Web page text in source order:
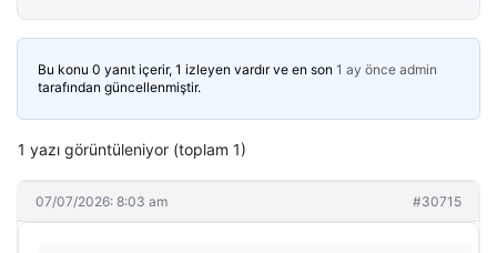
Bu konu 0 yanıt içerir, 1 izleyen vardır ve en son 1 ay önce admin
tarafından güncellenmiştir.
1 yazı görüntüleniyor (toplam 1)
07/07/2026: 8:03 am #30715